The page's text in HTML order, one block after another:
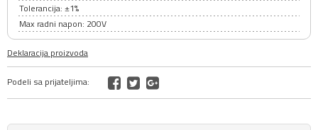
Tolerancija: ±1%
Max radni napon: 200V
Deklaracija proizvoda
Podeli sa prijateljima: